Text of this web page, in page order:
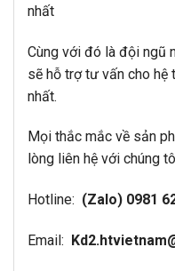
nhất
Cùng với đó là đội ngũ
sẽ hỗ trợ tư vấn cho hệ
nhất.
Mọi thắc mắc về sản
lòng liên hệ với chúng
Hotline: (Zalo) 0981
Email: